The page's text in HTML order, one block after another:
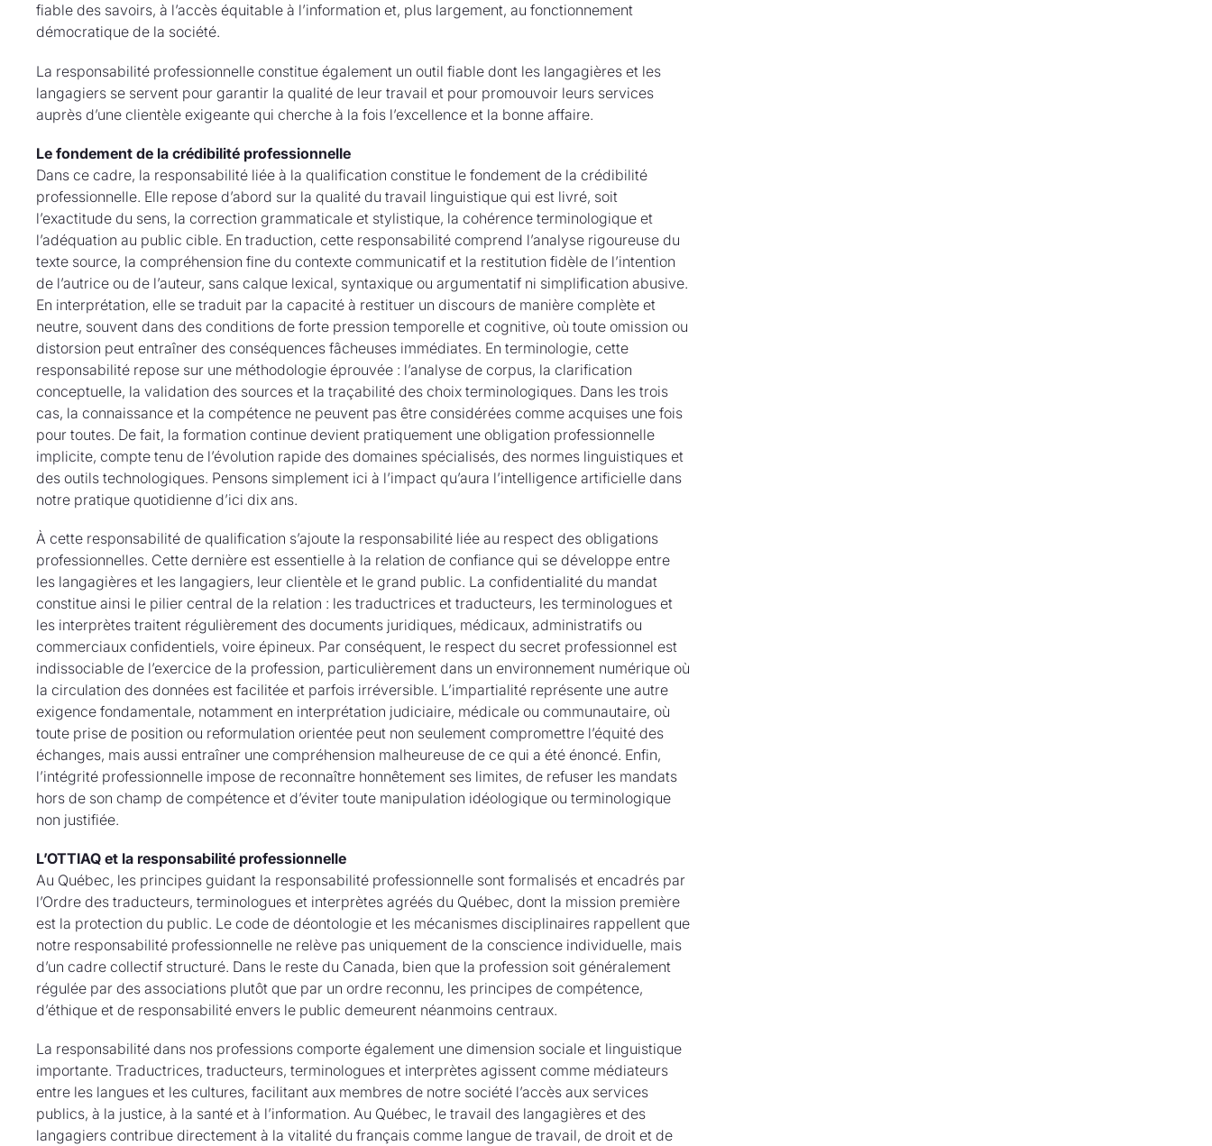
fiable des savoirs, à l’accès équitable à l’information et, plus largement, au fonctionnement
démocratique de la société.
La responsabilité professionnelle constitue également un outil fiable dont les langagières et les
langagiers se servent pour garantir la qualité de leur travail et pour promouvoir leurs services
auprès d’une clientèle exigeante qui cherche à la fois l’excellence et la bonne affaire.
Le fondement de la crédibilité professionnelle
Dans ce cadre, la responsabilité liée à la qualification constitue le fondement de la crédibilité
professionnelle. Elle repose d’abord sur la qualité du travail linguistique qui est livré, soit
l’exactitude du sens, la correction grammaticale et stylistique, la cohérence terminologique et
l’adéquation au public cible. En traduction, cette responsabilité comprend l’analyse rigoureuse du
texte source, la compréhension fine du contexte communicatif et la restitution fidèle de l’intention
de l’autrice ou de l’auteur, sans calque lexical, syntaxique ou argumentatif ni simplification abusive.
En interprétation, elle se traduit par la capacité à restituer un discours de manière complète et
neutre, souvent dans des conditions de forte pression temporelle et cognitive, où toute omission ou
distorsion peut entraîner des conséquences fâcheuses immédiates. En terminologie, cette
responsabilité repose sur une méthodologie éprouvée : l’analyse de corpus, la clarification
conceptuelle, la validation des sources et la traçabilité des choix terminologiques. Dans les trois
cas, la connaissance et la compétence ne peuvent pas être considérées comme acquises une fois
pour toutes. De fait, la formation continue devient pratiquement une obligation professionnelle
implicite, compte tenu de l’évolution rapide des domaines spécialisés, des normes linguistiques et
des outils technologiques. Pensons simplement ici à l’impact qu’aura l’intelligence artificielle dans
notre pratique quotidienne d’ici dix ans.
À cette responsabilité de qualification s’ajoute la responsabilité liée au respect des obligations
professionnelles. Cette dernière est essentielle à la relation de confiance qui se développe entre
les langagières et les langagiers, leur clientèle et le grand public. La confidentialité du mandat
constitue ainsi le pilier central de la relation : les traductrices et traducteurs, les terminologues et
les interprètes traitent régulièrement des documents juridiques, médicaux, administratifs ou
commerciaux confidentiels, voire épineux. Par conséquent, le respect du secret professionnel est
indissociable de l’exercice de la profession, particulièrement dans un environnement numérique où
la circulation des données est facilitée et parfois irréversible. L’impartialité représente une autre
exigence fondamentale, notamment en interprétation judiciaire, médicale ou communautaire, où
toute prise de position ou reformulation orientée peut non seulement compromettre l’équité des
échanges, mais aussi entraîner une compréhension malheureuse de ce qui a été énoncé. Enfin,
l’intégrité professionnelle impose de reconnaître honnêtement ses limites, de refuser les mandats
hors de son champ de compétence et d’éviter toute manipulation idéologique ou terminologique
non justifiée.
L’OTTIAQ et la responsabilité professionnelle
Au Québec, les principes guidant la responsabilité professionnelle sont formalisés et encadrés par
l’Ordre des traducteurs, terminologues et interprètes agréés du Québec, dont la mission première
est la protection du public. Le code de déontologie et les mécanismes disciplinaires rappellent que
notre responsabilité professionnelle ne relève pas uniquement de la conscience individuelle, mais
d’un cadre collectif structuré. Dans le reste du Canada, bien que la profession soit généralement
régulée par des associations plutôt que par un ordre reconnu, les principes de compétence,
d’éthique et de responsabilité envers le public demeurent néanmoins centraux.
La responsabilité dans nos professions comporte également une dimension sociale et linguistique
importante. Traductrices, traducteurs, terminologues et interprètes agissent comme médiateurs
entre les langues et les cultures, facilitant aux membres de notre société l’accès aux services
publics, à la justice, à la santé et à l’information. Au Québec, le travail des langagières et des
langagiers contribue directement à la vitalité du français comme langue de travail, de droit et de